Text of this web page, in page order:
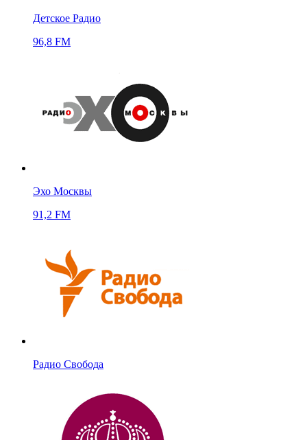
Детское Радио
96,8 FM
Эхо Москвы
91,2 FM
Радио Свобода